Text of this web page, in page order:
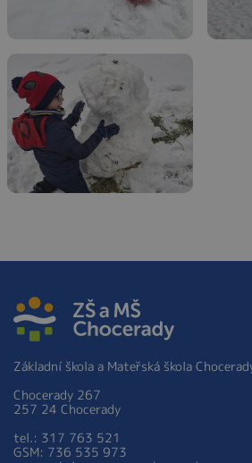
Základní škola a Mateřská škola
Chocerady 267
257 24 Chocerady
tel.: 317 763 521
GSM: 736 535 973